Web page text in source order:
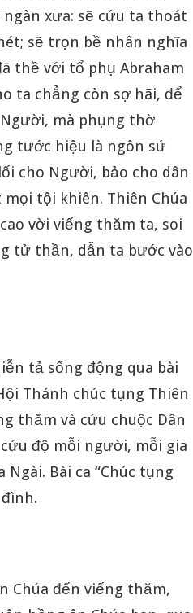
xưa: sẽ cứu ta thoát
sẽ trọn bề nhân nghĩa
thề với tổ phụ Abraham
ta chẳng còn sợ hãi, để
mà phụng thờ
tước hiệu là ngôn sứ
cho Người, bảo cho dân
tội khiên. Thiên Chúa
vời viếng thăm ta, soi
tử thần, dẫn ta bước vào
tả sống động qua bài
Thánh chúc tụng Thiên
thăm và cứu chuộc Dân
độ mỗi người, mỗi gia
Bài ca “Chúc tụng
Chúa đến viếng thăm,